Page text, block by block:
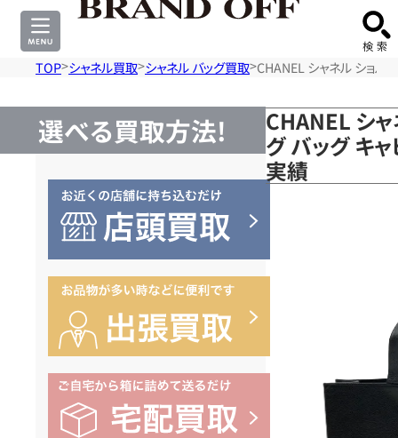
TOP シャネル買取 シャネル バッグ買取 CHANEL シャネル ショル
選べる買取方法!
CHANEL シ
グ バッグ キ
実績